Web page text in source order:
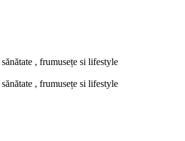
, frumusețe si lifestyle
, frumusețe si lifestyle